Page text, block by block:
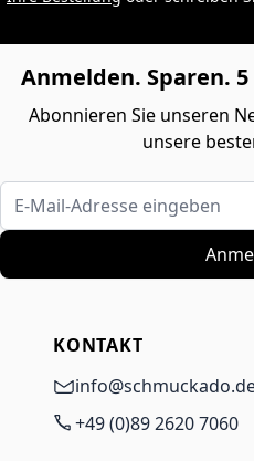
Anmelden. Sparen.
Abonnieren Sie unseren
unsere
E-Mail-Adresse eingeben
KONTAKT
+49 (0)89 2620 7060